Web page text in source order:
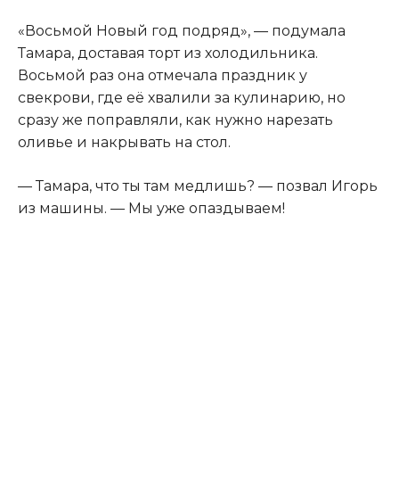
«Восьмой Новый год подряд», — подумала
Тамара, доставая торт из холодильника.
Восьмой раз она отмечала праздник у
свекрови, где её хвалили за кулинарию, но
сразу же поправляли, как нужно нарезать
оливье и накрывать на стол.
— Тамара, что ты там медлишь? — позвал Игорь
из машины. — Мы уже опаздываем!